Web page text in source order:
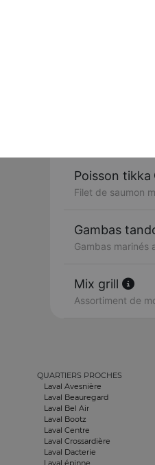
Poisson tikka
Filet de saumon
Gambas
Gambas marinés
Mix grill
Assortiment de
QUARTIERS PROCHES
Laval Avesnière
Laval Beauregard
Laval Bel Air
Laval Bootz
Laval Centre
Laval Crossardière
Laval Dacterie
Laval épinne